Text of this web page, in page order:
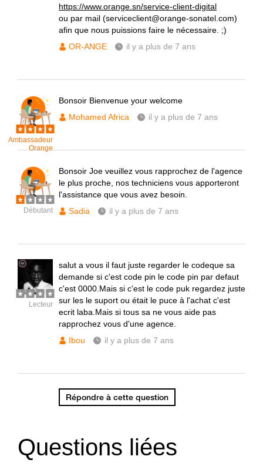
https://www.orange.sn/service-client-digital
ou par mail (serviceclient@orange-sonatel.com)
afin que nous puissions faire le nécessaire. ;)
OR-ANGE
il y a plus de 7 ans
Ambassadeur
Orange
Bonsoir Bienvenue your welcome
Mohamed Africa
il y a plus de 7 ans
Débutant
Bonsoir Joe veuillez vous rapprochez de l'agence
le plus proche, nos techniciens vous apporteront
l'assistance que vous avez besoin.
Sadia
il y a plus de 7 ans
Lecteur
salut a vous il faut juste regarder le codeque sa
demande si c'est code pin le code pin par defaut
c'est 0000.Mais si c'est le code puk regardez juste
sur les le suport ou était le puce à l'achat c'est
ecrit laba.Mais si tous sa ne vous aide pas
rapprochez vous d'une agence.
Ibou
il y a plus de 7 ans
Répondre à cette question
Questions liées